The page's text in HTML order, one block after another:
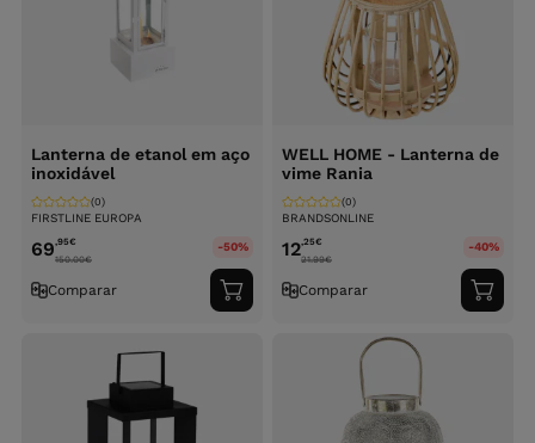
Lanterna de etanol em aço
inoxidável
FIRSTLINE EUROPA
(0)
69,95€
150.00€
-50%
Comparar
Adicionar
ao
WELL HOME - Lanterna de
vime Rania
BRANDSONLINE
(0)
12,25€
21.99€
-40%
Comparar
ao